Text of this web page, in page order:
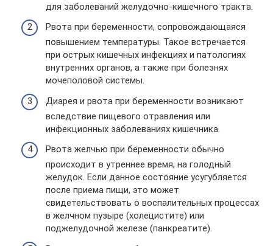
для заболеваний желудочно-кишечного тракта.
Рвота при беременности, сопровождающаяся
повышением температуры. Такое встречается
при острых кишечных инфекциях и патологиях
внутренних органов, а также при болезнях
мочеполовой системы.
Диарея и рвота при беременности возникают
вследствие пищевого отравления или
инфекционных заболеваниях кишечника.
Рвота желчью при беременности обычно
происходит в утреннее время, на голодный
желудок. Если данное состояние усугубляется
после приема пищи, это может
свидетельствовать о воспалительных процессах
в желчном пузыре (холецистите) или
поджелудочной железе (панкреатите).